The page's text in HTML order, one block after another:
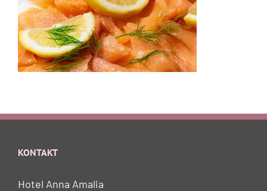
KONTAKT
Hotel Anna Amalia